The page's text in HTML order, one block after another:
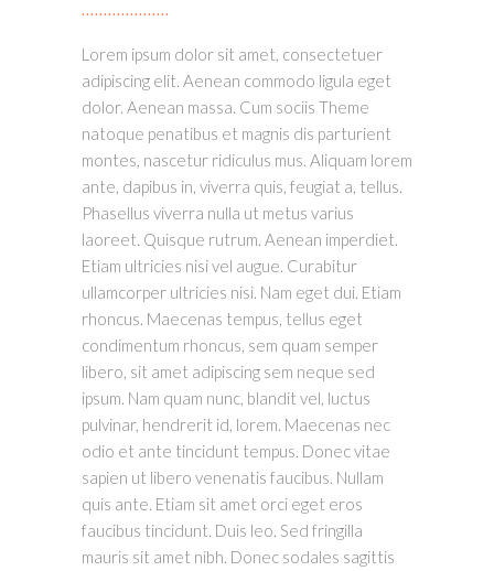
Lorem ipsum dolor sit amet, consectetuer
adipiscing elit. Aenean commodo ligula eget
dolor. Aenean massa. Cum sociis Theme
natoque penatibus et magnis dis parturient
montes, nascetur ridiculus mus. Aliquam lorem
ante, dapibus in, viverra quis, feugiat a, tellus.
Phasellus viverra nulla ut metus varius
laoreet. Quisque rutrum. Aenean imperdiet.
Etiam ultricies nisi vel augue. Curabitur
ullamcorper ultricies nisi. Nam eget dui. Etiam
rhoncus. Maecenas tempus, tellus eget
condimentum rhoncus, sem quam semper
libero, sit amet adipiscing sem neque sed
ipsum. Nam quam nunc, blandit vel, luctus
pulvinar, hendrerit id, lorem. Maecenas nec
odio et ante tincidunt tempus. Donec vitae
sapien ut libero venenatis faucibus. Nullam
quis ante. Etiam sit amet orci eget eros
faucibus tincidunt. Duis leo. Sed fringilla
mauris sit amet nibh. Donec sodales sagittis